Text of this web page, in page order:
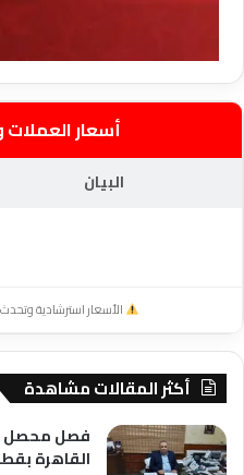
أسعار
البيان
الأسعار استرشادية
أكثر المقالات مشاهدة
فصل محصل
القاهرة